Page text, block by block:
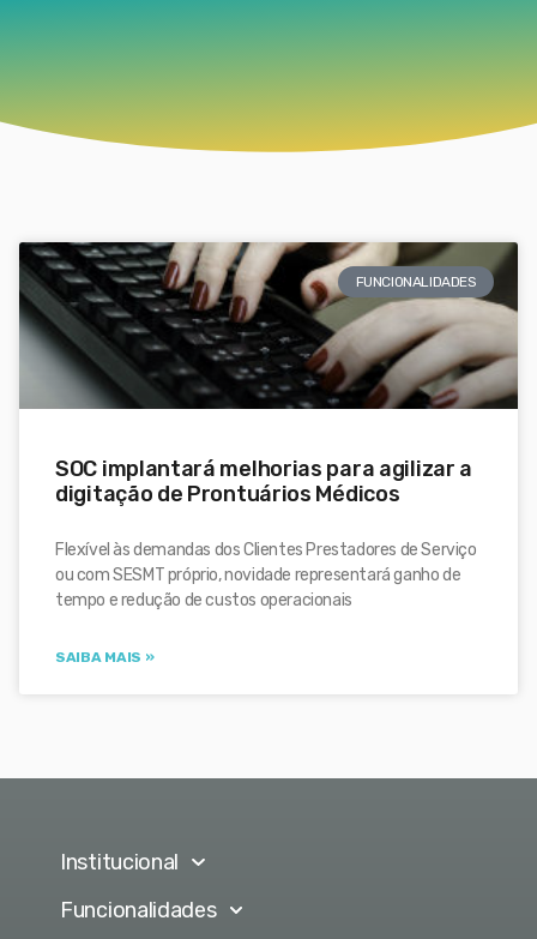
FUNCIONALIDADES
SOC implantará melhorias para agilizar a
digitação de Prontuários Médicos
Flexível às demandas dos Clientes Prestadores de Serviço
ou com SESMT próprio, novidade representará ganho de
tempo e redução de custos operacionais
SAIBA MAIS »
Institucional
Funcionalidades